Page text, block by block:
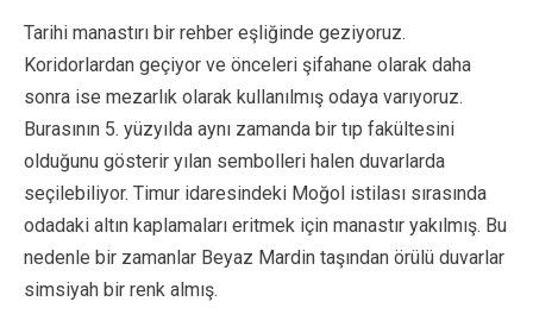
Tarihi manastırı bir rehber eşliğinde geziyoruz.
Koridorlardan geçiyor ve önceleri şifahane olarak daha
sonra ise mezarlık olarak kullanılmış odaya varıyoruz.
Burasının 5. yüzyılda aynı zamanda bir tıp fakültesini
olduğunu gösterir yılan sembolleri halen duvarlarda
seçilebiliyor. Timur idaresindeki Moğol istilası sırasında
odadaki altın kaplamaları eritmek için manastır yakılmış. Bu
nedenle bir zamanlar Beyaz Mardin taşından örülü duvarlar
simsiyah bir renk almış.